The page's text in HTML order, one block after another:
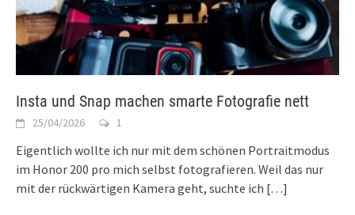
Insta und Snap machen smarte Fotografie nett
25/04/2026 1
Eigentlich wollte ich nur mit dem schönen Portraitmodus
im Honor 200 pro mich selbst fotografieren. Weil das nur
mit der rückwärtigen Kamera geht, suchte ich […]